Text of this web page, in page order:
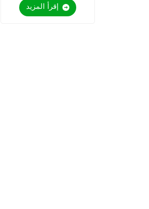
للذوبان في الماء
إقرأ المزيد